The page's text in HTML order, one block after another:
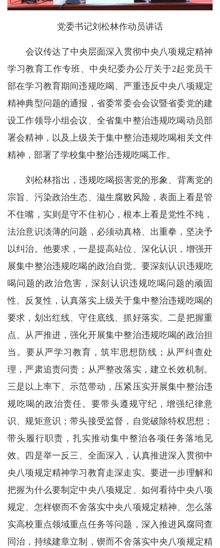
党委书记刘松林作动员讲话
会议传达了中央层面深入贯彻中央八项规定精神
学习教育工作专班、中央纪委办公厅关于2起党员干
部在学习教育期间违规吃喝、严重违反中央八项规定
精神典型问题的通报，省委常委会会议暨省委党的建
设工作领导小组会议、全省集中整治违规吃喝动员部
署会精神，以及上级关于集中整治违规吃喝相关文件
精神，部署了学校集中整治违规吃喝工作。
刘松林指出，违规吃喝损害党的形象、背离党的
宗旨、污染政治生态、滋生腐败风险，表面上看是管
不住嘴，实则是守不住初心，根本上看是党性不纯，
法治意识淡薄的问题，必须动真格、出重拳，坚决予
以纠治。他要求，一是提高站位、深化认识，增强开
展集中整治违规吃喝的政治自觉。要深刻认识违规吃
喝问题的政治危害，深刻认识违规吃喝问题的顽固
性、反复性，认真落实上级关于集中整治违规吃喝的
要求，划出红线、守住底线、抓好落实。二是把握重
点、从严推进，强化开展集中整治违规吃喝的政治担
当。要从严学习教育，筑牢思想防线；从严纠查处
理，严肃追责问责；从严整改落实，建立长效机制。
三是以上率下、示范带动，压紧压实开展集中整治违
规吃喝的政治责任。要带头遵规守纪，增强纪律意
识、规矩意识；带头接受监督，自觉破除特权思想；
带头履行职责，扎实推动集中整治各项任务落地见
效。四是举一反三、全面深入，认真推进深入贯彻中
央八项规定精神学习教育走深走实。要进一步理解和
把握为什么要制定中央八项规定、如何看待中央八项
规定、怎样锲而不舍落实中央八项规定精神、怎么落
实高校重点领域重点任务等问题，深入推进风腐同查
同治，持续建章立制，锲而不舍落实中央八项规定精